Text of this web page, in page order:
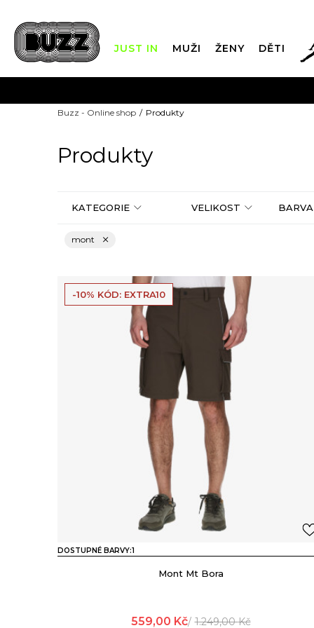
JUST IN MUŽI ŽENY DĚTI
Buzz - Online shop Produkty
Produkty
KATEGORIE VELIKOST BARVA
mont
-10% KÓD: EXTRA10
DOSTUPNÉ BARVY:1
Mont Mt Bora
559,00 Kč 1.249,00Kč